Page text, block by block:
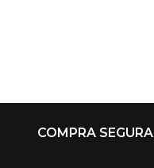
COMPRA SEGURA